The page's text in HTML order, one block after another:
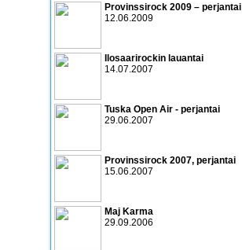
Provinssirock 2009 – perjantai
12.06.2009
Ilosaarirockin lauantai
14.07.2007
Tuska Open Air - perjantai
29.06.2007
Provinssirock 2007, perjantai
15.06.2007
Maj Karma
29.09.2006